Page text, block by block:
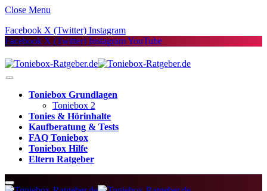
Close Menu
Facebook X (Twitter) Instagram
Facebook X (Twitter) InstagramYouTube
Toniebox Grundlagen
Toniebox 2
Tonies & Hörinhalte
Kaufberatung & Tests
FAQ Toniebox
Toniebox Hilfe
Eltern Ratgeber